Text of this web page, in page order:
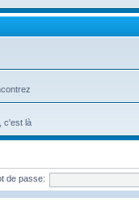
c'est là
de passe: